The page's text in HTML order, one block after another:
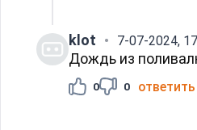
klot 7-07-2024,
Дождь из
0 0 ответить